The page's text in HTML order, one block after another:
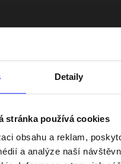
Detaily
stránka používá cookies
obsahu a reklam,
a analýze naší